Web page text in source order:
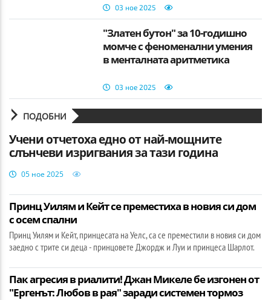
03 ное 2025
"Златен бутон" за 10-годишно
момче с феноменални умения
в менталната аритметика
03 ное 2025
ПОДОБНИ
Учени отчетоха едно от най-мощните
слънчеви изригвания за тази година
05 ное 2025
Принц Уилям и Кейт се преместиха в новия си дом
с осем спални
Принц Уилям и Кейт, принцесата на Уелс, са се преместили в новия си дом
заедно с трите си деца - принцовете Джордж и Луи и принцеса Шарлот.
Пак агресия в риалити! Джан Микеле бе изгонен от
"Ергенът: Любов в рая" заради системен тормоз